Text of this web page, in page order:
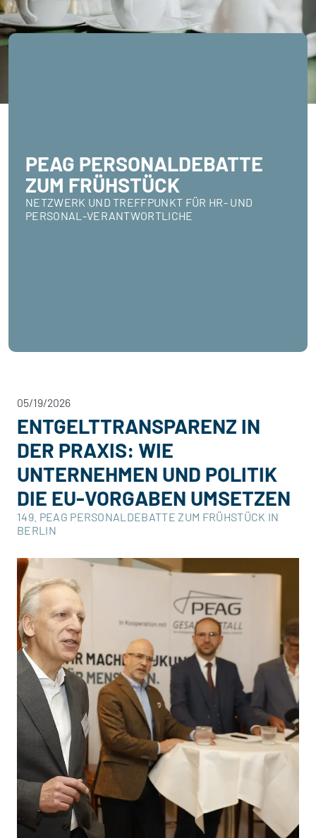
PEAG PERSONALDEBATTE
ZUM FRÜHSTÜCK
NETZWERK UND TREFFPUNKT FÜR HR- UND
PERSONAL-VERANTWORTLICHE
05/19/2026
ENTGELTTRANSPARENZ IN
DER PRAXIS: WIE
UNTERNEHMEN UND POLITIK
DIE EU-VORGABEN UMSETZEN
149. PEAG PERSONALDEBATTE ZUM FRÜHSTÜCK IN
BERLIN